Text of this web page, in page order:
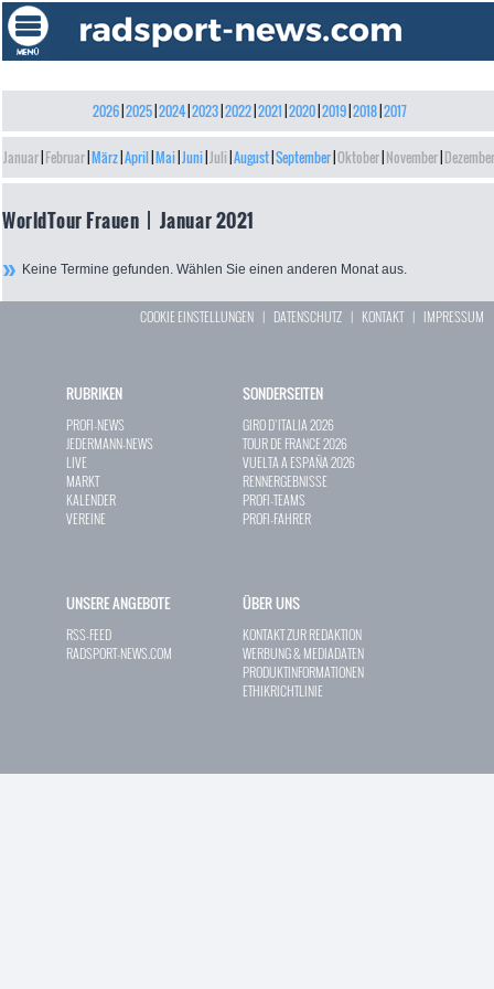
2026| 2025| 2024| 2023| 2022| 2021 2020| 2019| 2018| 2017
Januar Februar März April Mai Juni Juli August September Oktober November Dezember
WorldTour Frauen | Januar 2021
Keine Termine gefunden. Wählen Sie einen anderen Monat aus.
COOKIE EINSTELLUNGEN | DATENSCHUTZ | KONTAKT| IMPRESSUM
RUBRIKEN
PROFI-NEWS
JEDERMANN-NEWS
LIVE
MARKT
KALENDER
VEREINE
SONDERSEITEN
GIRO D`ITALIA 2026
TOUR DE FRANCE 2026
VUELTA A ESPAÑA 2026
RENNERGEBNISSE
PROFI-TEAMS
PROFI-FAHRER
UNSERE ANGEBOTE
RSS-FEED
RADSPORT-NEWS.COM
ÜBER UNS
KONTAKT ZUR REDAKTION
WERBUNG & MEDIADATEN
PRODUKTINFORMATIONEN
ETHIKRICHTLINIE